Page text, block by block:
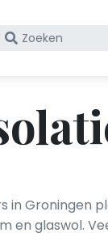
Zoek
KvK
nummer
in Groningen
en glaswol.